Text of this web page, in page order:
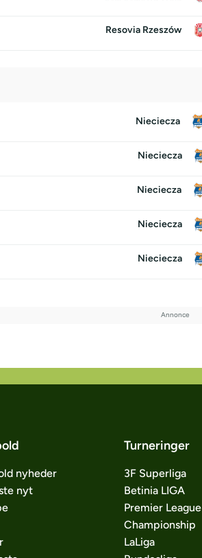
Resovia Rzeszów
Nieciecza
Nieciecza
Nieciecza
Nieciecza
Nieciecza
nyheder
nyt
Turneringer
3F Superliga
Betinia LIGA
Premier League
Championship
LaLiga